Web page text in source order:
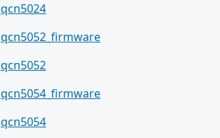
qcn5024
qcn5052_firmware
qcn5052
qcn5054_firmware
qcn5054